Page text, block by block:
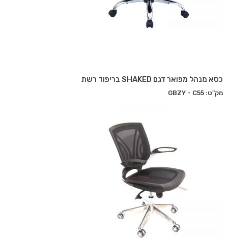
כסא מנהל מפואר דגם SHAKED בריפוד רשת
מק"ט: GBZY - C55